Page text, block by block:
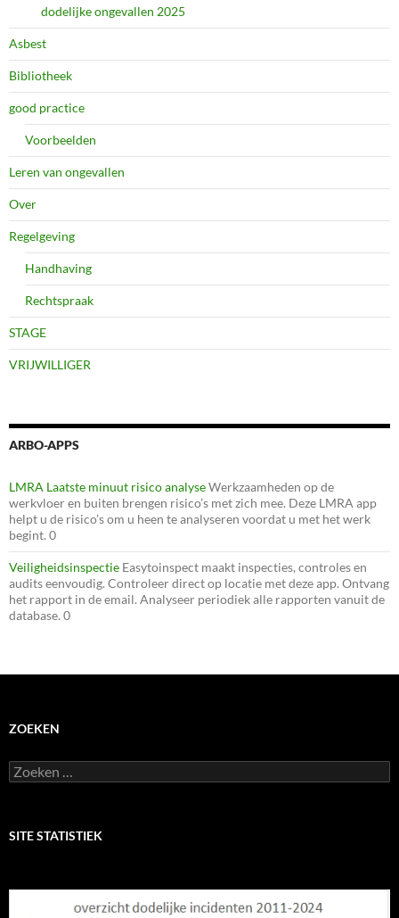
dodelijke ongevallen 2025
Asbest
Bibliotheek
good practice
Voorbeelden
Leren van ongevallen
Over
Regelgeving
Handhaving
Rechtspraak
STAGE
VRIJWILLIGER
ARBO-APPS
LMRA Laatste minuut risico analyseWerkzaamheden op de
werkvloer en buiten brengen risico’s met zich mee. Deze LMRA app
helpt u de risico’s om u heen te analyseren voordat u met het werk
begint. 0
Veiligheidsinspectie Easytoinspect maakt inspecties, controles en
audits eenvoudig. Controleer direct op locatie met deze app. Ontvang
het rapport in de email. Analyseer periodiek alle rapporten vanuit de
database. 0
ZOEKEN
Zoeken
naar:
SITE STATISTIEK